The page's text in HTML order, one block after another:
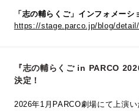
「志の輔らくご」インフォメー
https://stage.parco.jp/blog/
『志の輔らくご in PARCO
決定！
2026年1月PARCO劇場にて上演